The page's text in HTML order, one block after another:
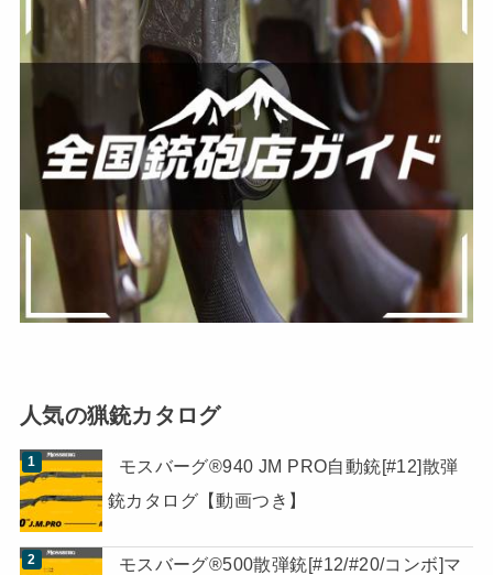
人気の猟銃カタログ
モスバーグ®940 JM PRO自動銃[#12]散弾
銃カタログ【動画つき】
モスバーグ®500散弾銃[#12/#20/コンボ]マ